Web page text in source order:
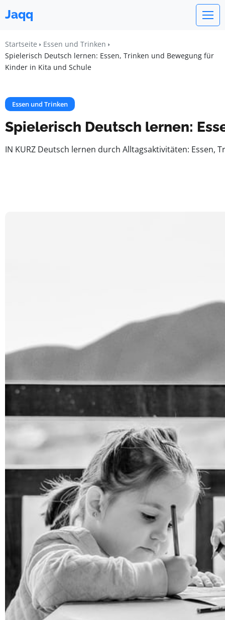
Jaqq
Startseite
Essen und Trinken
Spielerisch Deutsch lernen: Essen, Trinken und Bewegung für
Kinder in Kita und Schule
Essen und Trinken
Spielerisch Deutsch lernen:
IN KURZ Deutsch lernen durch Alltagsaktivitäten: Essen,